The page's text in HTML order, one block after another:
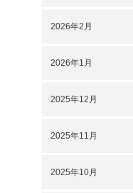
2026年2月
2026年1月
2025年12月
2025年11月
2025年10月